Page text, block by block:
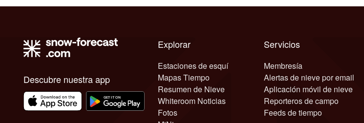
Descubre nuestra app
Explorar
Estaciones de esquí
Mapas Tiempo
Resumen de Nieve
Whiteroom Noticias
Fotos
Servicios
Membresía
Alertas de nieve por email
Aplicación móvil de nieve
Reporteros de campo
Feeds de tiempo